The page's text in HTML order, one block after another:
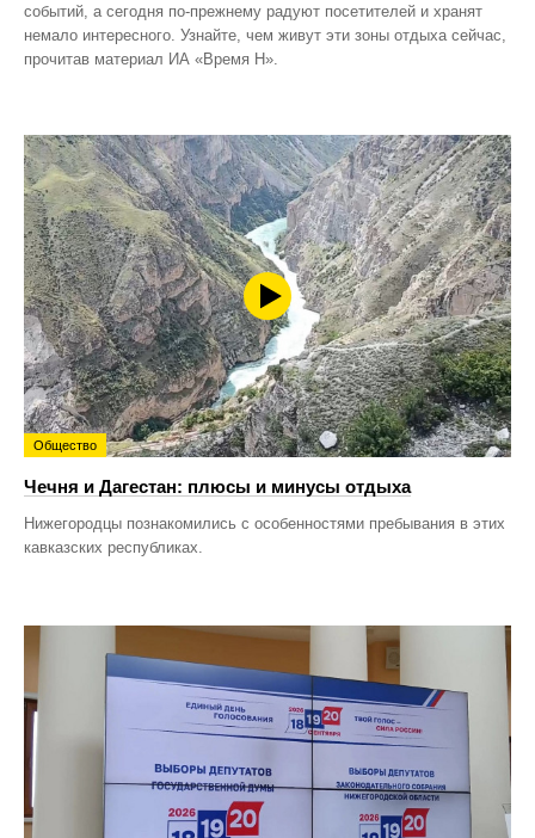
событий, а сегодня по‑прежнему радуют посетителей и хранят
немало интересного. Узнайте, чем живут эти зоны отдыха сейчас,
прочитав материал ИА «Время Н».
Общество
Чечня и Дагестан: плюсы и минусы отдыха
Нижегородцы познакомились с особенностями пребывания в этих
кавказских республиках.